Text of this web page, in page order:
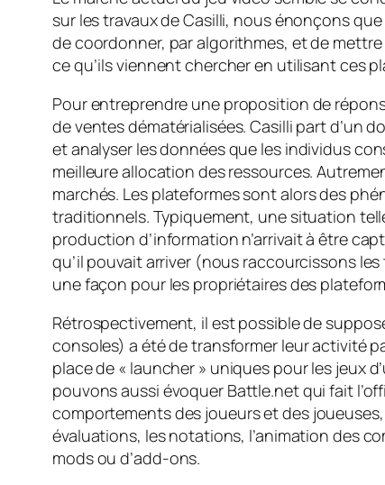
sur les travaux de Casilli, nous énonçons
de coordonner, par algorithmes, et de
ce qu’ils viennent chercher en utilisant ces
Pour entreprendre une proposition de
de ventes dématérialisées. Casilli part d’un
et analyser les données que les individus
meilleure allocation des ressources.
marchés. Les plateformes sont alors des
traditionnels. Typiquement, une situation
production d’information n’arrivait à être
qu’il pouvait arriver (nous raccourcissons
une façon pour les propriétaires des
Rétrospectivement, il est possible de
consoles) a été de transformer leur activité
place de « launcher » uniques pour les jeux
pouvons aussi évoquer Battle.net qui fait
comportements des joueurs et des
évaluations, les notations, l’animation des
mods ou d’add-ons.